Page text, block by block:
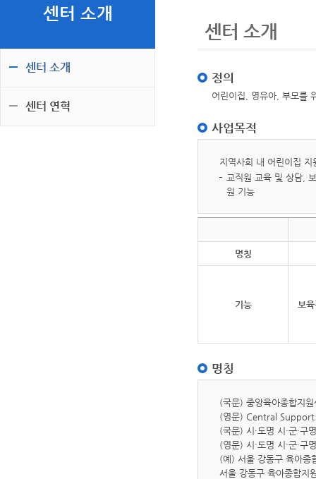
센터 소개
센터 소개
센터 연혁
센터 소개
정의
어린이집, 영유아, 부모를
사업목적
지역사회 내 어린이집
교직원 교육 및 상담,
원 기능
명칭
기능 보
명칭
(국문) 중앙육아종합지
(영문) Central
(국문) 시·도명 시·군·구
(영문) 시·도명 시·군·
(예) 서울 강동구 육아종
서울 강동구 육아종합지